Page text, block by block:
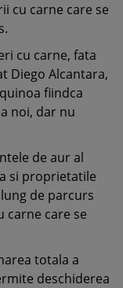
cu carne care se
cu carne, fata
Diego Alcantara,
fiindca
noi, dar nu
de aur al
si proprietatile
de parcurs
carne care se
totala a
deschiderea